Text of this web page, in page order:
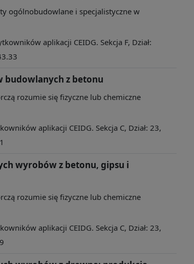
ogólnobudowlane i specjalistyczne w
aplikacji CEIDG. Sekcja F, Dział:
budowlanych z betonu
rozumie się fizyczne lub chemiczne
aplikacji CEIDG. Sekcja C, Dział: 23,
wyrobów z betonu, gipsu i
rozumie się fizyczne lub chemiczne
aplikacji CEIDG. Sekcja C, Dział: 23,